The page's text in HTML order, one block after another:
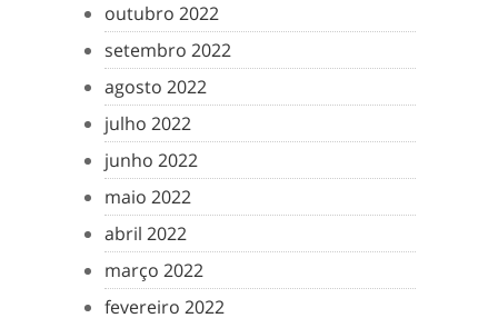
outubro 2022
setembro 2022
agosto 2022
julho 2022
junho 2022
maio 2022
abril 2022
março 2022
fevereiro 2022